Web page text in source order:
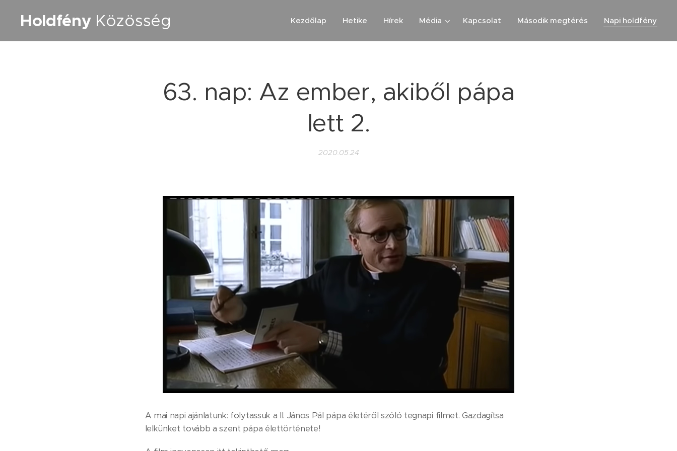
HoldfényKözösség Kezdőlap Hetike Hírek Média Kapcsolat Második megtérés Napi holdfény
63. nap: Az ember, akiből pápa
lett 2.
2020.05.24
A mai napi ajánlatunk: folytassuk a II. János Pál pápa életéről szóló tegnapi filmet. Gazdagítsa
lelkünket tovább a szent pápa élettörténete!